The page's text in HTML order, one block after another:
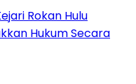
Rokan Hulu
Hukum Secara